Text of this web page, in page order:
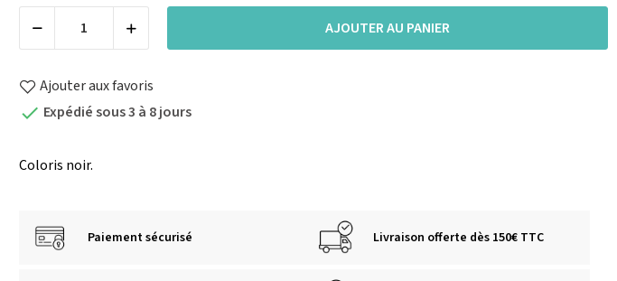
AJOUTER AU PANIER
Ajouter aux favoris
 Expédié sous 3 à 8 jours
Coloris noir.
Paiement sécurisé Livraison offerte dès 150€ TTC